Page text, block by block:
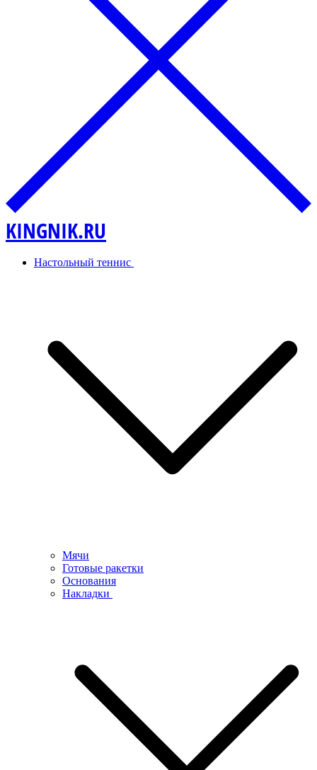
KINGNIK.RU
Настольный теннис
Мячи
Готовые ракетки
Основания
Накладки